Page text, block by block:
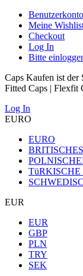
Benutzerkonto
Meine
Checkout
Log In
Bitte
Caps Kaufen ist der
Fitted Caps | Flexfit
Log In
EURO
EURO
EUR
EUR
GBP
PLN
TRY
SEK